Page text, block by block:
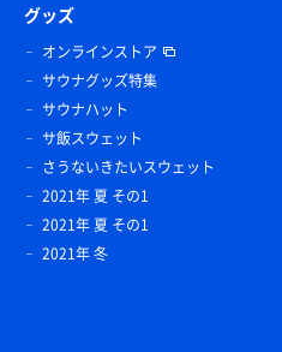
グッズ
オンラインストア
サウナグッズ特集
サウナハット
サ飯スウェット
さうないきたいスウェット
2021年 夏 その1
2021年 夏 その1
2021年 冬